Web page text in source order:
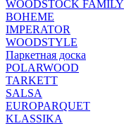
WOODSTOCK FAMILY
BOHEME
IMPERATOR
WOODSTYLE
Паркетная доска
POLARWOOD
TARKETT
SALSA
EUROPARQUET
KLASSIKA